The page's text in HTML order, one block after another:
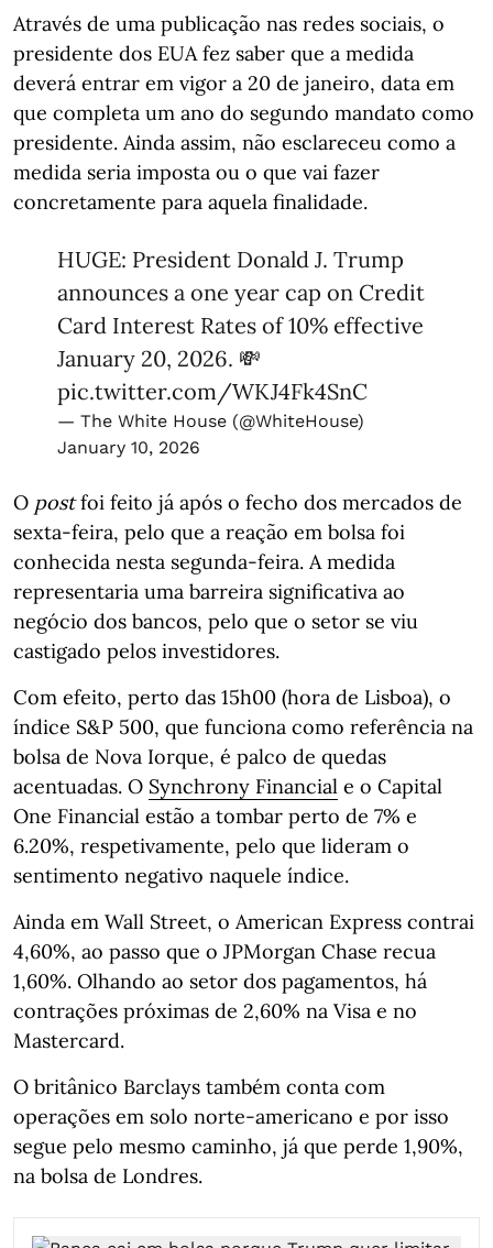
Através de uma publicação nas redes sociais, o
presidente dos EUA fez saber que a medida
deverá entrar em vigor a 20 de janeiro, data em
que completa um ano do segundo mandato como
presidente. Ainda assim, não esclareceu como a
medida seria imposta ou o que vai fazer
concretamente para aquela finalidade.
HUGE: President Donald J. Trump
announces a one year cap on Credit
Card Interest Rates of 10% effective
January 20, 2026. 💸
pic.twitter.com/WKJ4Fk4SnC
— The White House (@WhiteHouse)
January 10, 2026
O postfoi feito já após o fecho dos mercados de
sexta-feira, pelo que a reação em bolsa foi
conhecida nesta segunda-feira. A medida
representaria uma barreira significativa ao
negócio dos bancos, pelo que o setor se viu
castigado pelos investidores.
Com efeito, perto das 15h00 (hora de Lisboa), o
índice S&P 500, que funciona como referência na
bolsa de Nova Iorque, é palco de quedas
acentuadas. O Synchrony Financial e o Capital
One Financial estão a tombar perto de 7% e
6.20%, respetivamente, pelo que lideram o
sentimento negativo naquele índice.
Ainda em Wall Street, o American Express contrai
4,60%, ao passo que o JPMorgan Chase recua
1,60%. Olhando ao setor dos pagamentos, há
contrações próximas de 2,60% na Visa e no
Mastercard.
O britânico Barclays também conta com
operações em solo norte-americano e por isso
segue pelo mesmo caminho, já que perde 1,90%,
na bolsa de Londres.